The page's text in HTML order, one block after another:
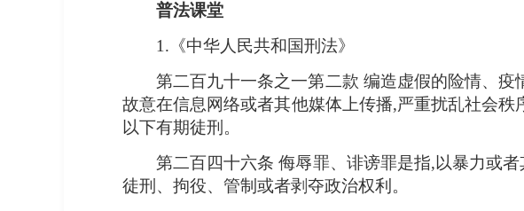
普法课堂
1.《中华人民共和国刑法》
第二百九十一条之一第二款 编造虚假的险情、
故意在信息网络或者其他媒体上传播,严重扰乱社会
以下有期徒刑。
第二百四十六条 侮辱罪、诽谤罪是指,以暴力或
徒刑、拘役、管制或者剥夺政治权利。